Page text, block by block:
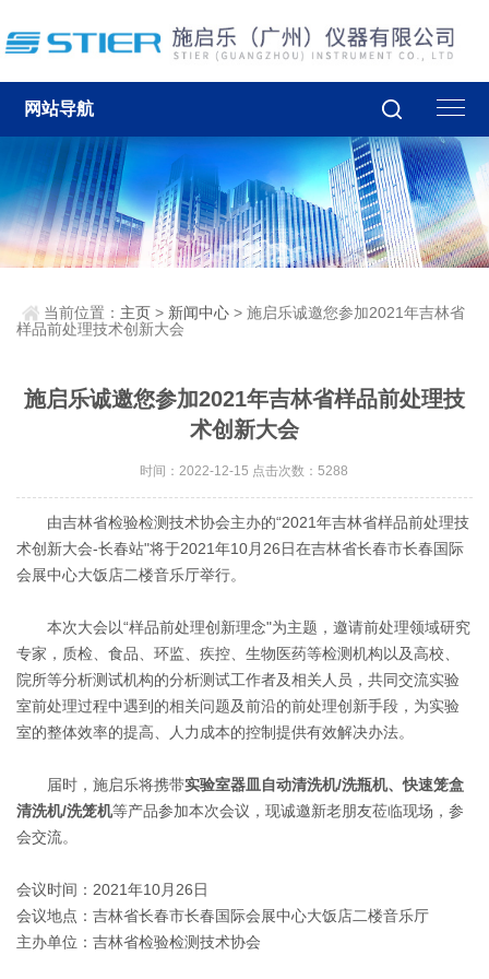
网站导航
当前位置： 主页 > 新闻中心 > 施启乐诚邀您参加2021年吉林省
样品前处理技术创新大会
施启乐诚邀您参加2021年吉林省样品前处理技
术创新大会
时间：2022-12-15 点击次数：5288
由吉林省检验检测技术协会主办的“2021年吉林省样品前处理技
术创新大会-长春站"将于2021年10月26日在吉林省长春市长春国际
会展中心大饭店二楼音乐厅举行。
本次大会以“样品前处理创新理念"为主题，邀请前处理领域研究
专家，质检、食品、环监、疾控、生物医药等检测机构以及高校、
院所等分析测试机构的分析测试工作者及相关人员，共同交流实验
室前处理过程中遇到的相关问题及前沿的前处理创新手段，为实验
室的整体效率的提高、人力成本的控制提供有效解决办法。
届时，施启乐将携带实验室器皿自动清洗机/洗瓶机、快速笼盒
清洗机/洗笼机等产品参加本次会议，现诚邀新老朋友莅临现场，参
会交流。
会议时间：2021年10月26日
会议地点：吉林省长春市长春国际会展中心大饭店二楼音乐厅
主办单位：吉林省检验检测技术协会